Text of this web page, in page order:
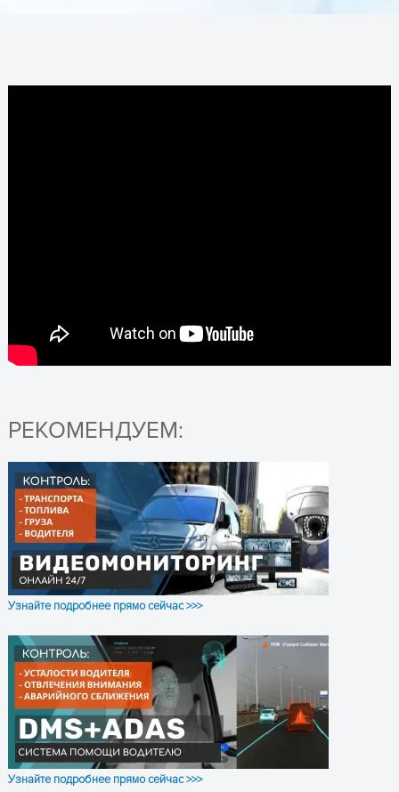
РЕКОМЕНДУЕМ:
Узнайте подробнее прямо сейчас >>>
Узнайте подробнее прямо сейчас >>>